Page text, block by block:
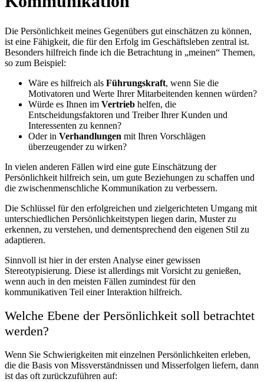
Die Persönlichkeit meines Gegenübers gut einschätzen zu können,
ist eine Fähigkeit, die für den Erfolg im Geschäftsleben zentral ist.
Besonders hilfreich finde ich die Betrachtung in „meinen“ Themen,
so zum Beispiel:
Wäre es hilfreich als Führungskraft, wenn Sie die
Motivatoren und Werte Ihrer Mitarbeitenden kennen würden?
Würde es Ihnen im Vertrieb helfen, die
Entscheidungsfaktoren und Treiber Ihrer Kunden und
Interessenten zu kennen?
Oder in Verhandlungen mit Ihren Vorschlägen
überzeugender zu wirken?
In vielen anderen Fällen wird eine gute Einschätzung der
Persönlichkeit hilfreich sein, um gute Beziehungen zu schaffen und
die zwischenmenschliche Kommunikation zu verbessern.
Die Schlüssel für den erfolgreichen und zielgerichteten Umgang mit
unterschiedlichen Persönlichkeitstypen liegen darin, Muster zu
erkennen, zu verstehen, und dementsprechend den eigenen Stil zu
adaptieren.
Sinnvoll ist hier in der ersten Analyse einer gewissen
Stereotypisierung. Diese ist allerdings mit Vorsicht zu genießen,
wenn auch in den meisten Fällen zumindest für den
kommunikativen Teil einer Interaktion hilfreich.
Welche Ebene der Persönlichkeit soll betrachtet
werden?
Wenn Sie Schwierigkeiten mit einzelnen Persönlichkeiten erleben,
die die Basis von Missverständnissen und Misserfolgen liefern, dann
ist das oft zurückzuführen auf: